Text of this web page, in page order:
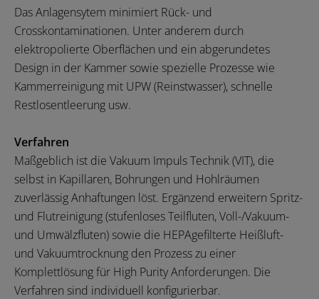
Das Anlagensytem minimiert Rück- und
Crosskontaminationen. Unter anderem durch
elektropolierte Oberflächen und ein abgerundetes
Design in der Kammer sowie spezielle Prozesse wie
Kammerreinigung mit UPW (Reinstwasser), schnelle
Restlosentleerung usw.
Verfahren
Maßgeblich ist die Vakuum Impuls Technik (VIT), die
selbst in Kapillaren, Bohrungen und Hohlräumen
zuverlässig Anhaftungen löst. Ergänzend erweitern Spritz-
und Flutreinigung (stufenloses Teilfluten, Voll-/Vakuum-
und Umwälzfluten) sowie die HEPAgefilterte Heißluft-
und Vakuumtrocknung den Prozess zu einer
Komplettlösung für High Purity Anforderungen. Die
Verfahren sind individuell konfigurierbar.